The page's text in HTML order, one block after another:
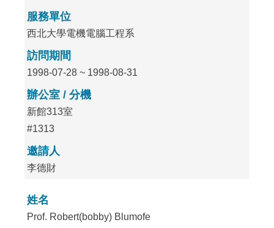
服務單位
西北大學電機電腦工程系
訪問期間
1998-07-28 ~ 1998-08-31
辦公室 / 分機
新館313室
#1313
邀請人
李德財
姓名
Prof. Robert(bobby) Blumofe